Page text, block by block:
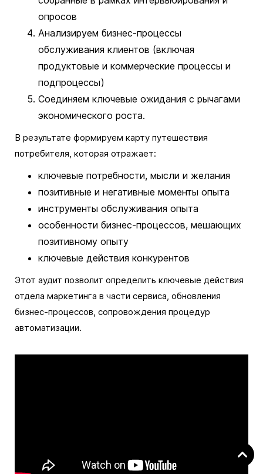
опросов
Анализируем бизнес-процессы
обслуживания клиентов (включая
продуктовые и коммерческие процессы и
подпроцессы)
Соединяем ключевые ожидания с рычагами
экономического роста.
В результате формируем карту путешествия
потребителя, которая отражает:
ключевые потребности, мысли и желания
позитивные и негативные моменты опыта
инструменты обслуживания опыта
особенности бизнес-процессов, мешающих
позитивному опыту
ключевые действия конкурентов
Этот аудит позволит определить ключевые действия
отдела маркетинга в части сервиса, обновления
бизнес-процессов, сопровождения процедур
автоматизации.